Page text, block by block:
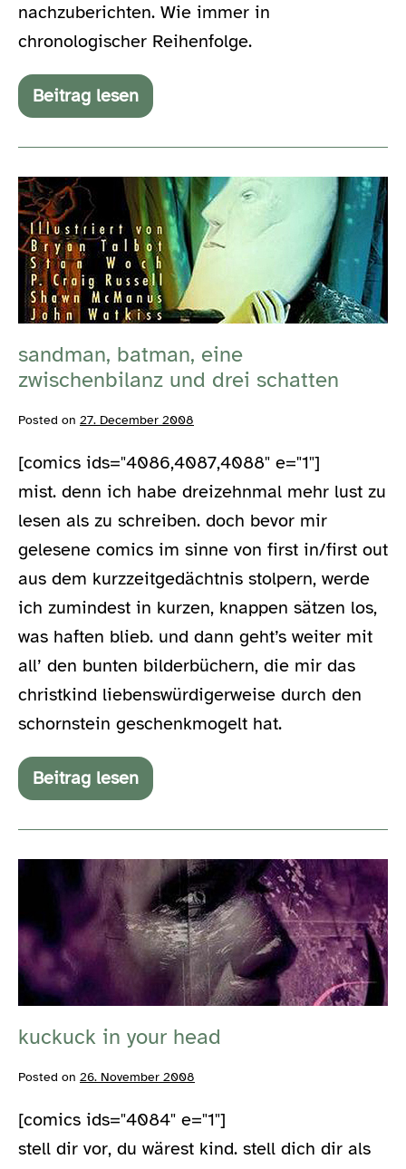
nachzuberichten. Wie immer in
chronologischer Reihenfolge.
Beitrag lesen
Noch
mal
sandman,
batman,
eine
zwischenbilanz
und
schatten
sandman, batman, eine
zwischenbilanz und drei schatten
Posted on 27. December 2008
[comics ids="4086,4087,4088" e="1"]
mist. denn ich habe dreizehnmal mehr lust zu
lesen als zu schreiben. doch bevor mir
gelesene comics im sinne von first in/first out
aus dem kurzzeitgedächtnis stolpern, werde
ich zumindest in kurzen, knappen sätzen los,
was haften blieb. und dann geht’s weiter mit
all’ den bunten bilderbüchern, die mir das
christkind liebenswürdigerweise durch den
schornstein geschenkmogelt hat.
Beitrag lesen
sandman,
batman,
und
drei
schatten
kuckuck
your
head
kuckuck in your head
Posted on 26. November 2008
[comics ids="4084" e="1"]
stell dir vor, du wärest kind. stell dich dir als